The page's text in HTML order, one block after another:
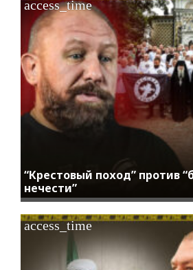
“Крестовый поход” против
нечести”
access_time
access_time